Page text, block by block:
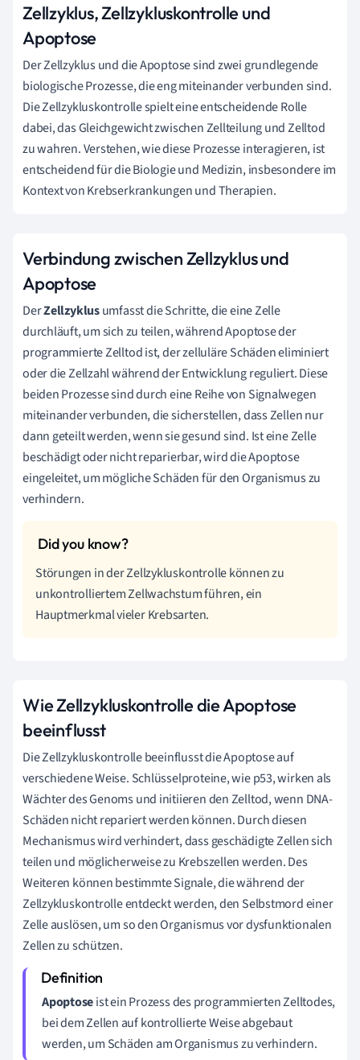
Zellzyklus, Zellzykluskontrolle und
Apoptose
Der Zellzyklus und die Apoptose sind zwei grundlegende
biologische Prozesse, die eng miteinander verbunden sind.
Die Zellzykluskontrolle spielt eine entscheidende Rolle
dabei, das Gleichgewicht zwischen Zellteilung und Zelltod
zu wahren. Verstehen, wie diese Prozesse interagieren, ist
entscheidend für die Biologie und Medizin, insbesondere im
Kontext von Krebserkrankungen und Therapien.
Verbindung zwischen Zellzyklus und
Apoptose
DerZellzyklusumfasst die Schritte, die eine Zelle
durchläuft, um sich zu teilen, während Apoptose der
programmierte Zelltod ist, der zelluläre Schäden eliminiert
oder die Zellzahl während der Entwicklung reguliert. Diese
beiden Prozesse sind durch eine Reihe von Signalwegen
miteinander verbunden, die sicherstellen, dass Zellen nur
dann geteilt werden, wenn sie gesund sind. Ist eine Zelle
beschädigt oder nicht reparierbar, wird die Apoptose
eingeleitet, um mögliche Schäden für den Organismus zu
verhindern.
Störungen in der Zellzykluskontrolle können zu
unkontrolliertem Zellwachstum führen, ein
Hauptmerkmal vieler Krebsarten.
Wie Zellzykluskontrolle die Apoptose
beeinflusst
Die Zellzykluskontrolle beeinflusst die Apoptose auf
verschiedene Weise. Schlüsselproteine, wie p53, wirken als
Wächter des Genoms und initiieren den Zelltod, wenn DNA-
Schäden nicht repariert werden können. Durch diesen
Mechanismus wird verhindert, dass geschädigte Zellen sich
teilen und möglicherweise zu Krebszellen werden. Des
Weiteren können bestimmte Signale, die während der
Zellzykluskontrolle entdeckt werden, den Selbstmord einer
Zelle auslösen, um so den Organismus vor dysfunktionalen
Zellen zu schützen.
Apoptoseist ein Prozess des programmierten Zelltodes,
bei dem Zellen auf kontrollierte Weise abgebaut
werden, um Schäden am Organismus zu verhindern.